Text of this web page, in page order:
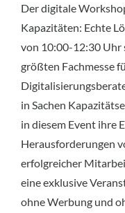
Der digitale
Kapazitäten: Echte
von 10:00-12:30 Uhr
größten Fachmesse
in Sachen
in diesem Event ihre
Herausforderungen
erfolgreicher
eine exklusive
ohne Werbung und